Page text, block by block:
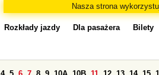
Nasza strona
Rozkłady jazdy Dla pasażera Bilety